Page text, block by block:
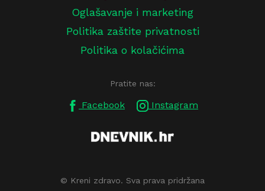
Oglašavanje i marketing
Politika zaštite privatnosti
Politika o kolačićima
Pratite nas:
Facebook Instagram
© Kreni zdravo. Sva prava pridržana